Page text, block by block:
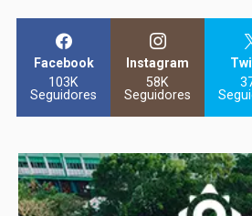
Facebook
103K
Seguidores
Instagram
58K
Seguidores